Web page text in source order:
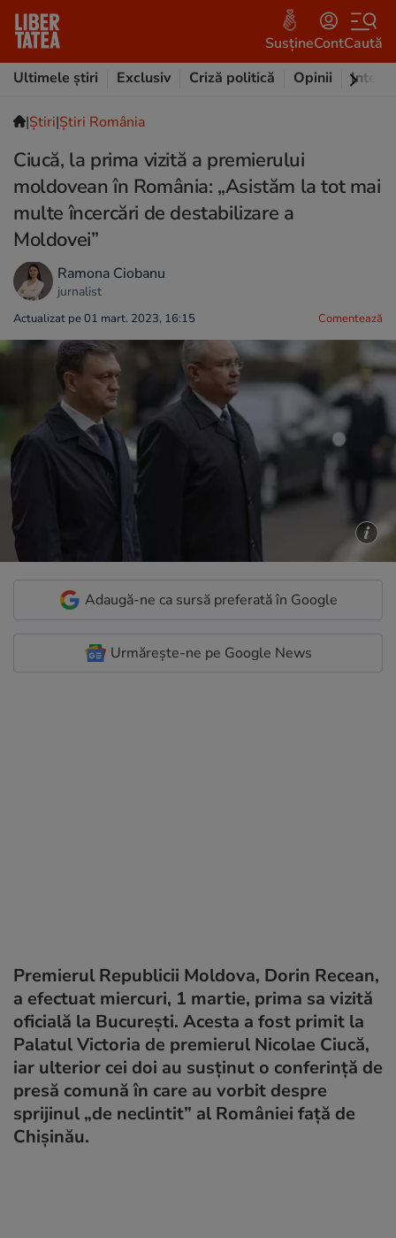
SusțineContCaută
Ultimele știri
Exclusiv Criză politică Opinii
|Ştiri|Știri România
Ciucă, la prima vizită a premierului
moldovean în România: „Asistăm la tot mai
multe încercări de destabilizare a
Moldovei”
Ramona Ciobanu
jurnalist
Actualizat pe 01 mart. 2023, 16:15 Comentează
Adaugă-ne ca sursă preferată în Google
Urmărește-ne pe Google News
Premierul Republicii Moldova, Dorin Recean,
a efectuat miercuri, 1 martie, prima sa vizită
oficială la București. Acesta a fost primit la
Palatul Victoria de premierul Nicolae Ciucă,
iar ulterior cei doi au susținut o conferință de
presă comună în care au vorbit despre
sprijinul „de neclintit” al României față de
Chișinău.